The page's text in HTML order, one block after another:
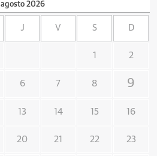
agosto 2026
J V S D
1 2
6 7 8 9
13 14 15 16
20 21 22 23